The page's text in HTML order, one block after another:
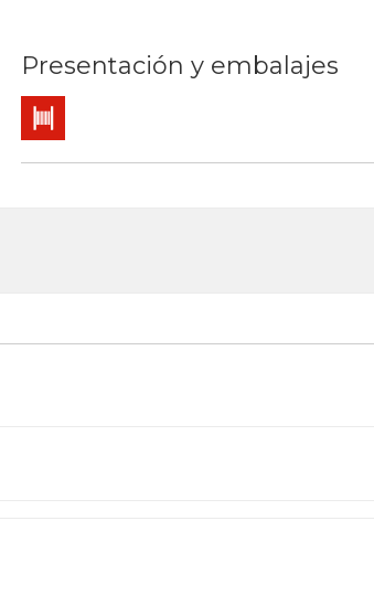
Presentación y embalajes
Bobina